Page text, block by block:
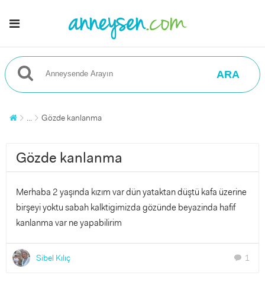
ARA
... Gözde kanlanma
Gözde kanlanma
Merhaba 2 yaşında kızım var dün yataktan düştü kafa üzerine
birşeyi yoktu sabah kalktigimizda gözünde beyazinda hafif
kanlanma var ne yapabilirim
Sibel Kılıç chat 1